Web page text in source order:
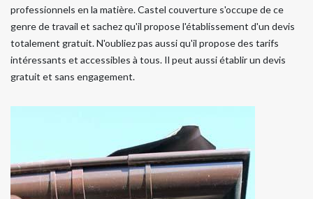
professionnels en la matière. Castel couverture s'occupe de ce
genre de travail et sachez qu'il propose l'établissement d'un devis
totalement gratuit. N'oubliez pas aussi qu'il propose des tarifs
intéressants et accessibles à tous. Il peut aussi établir un devis
gratuit et sans engagement.